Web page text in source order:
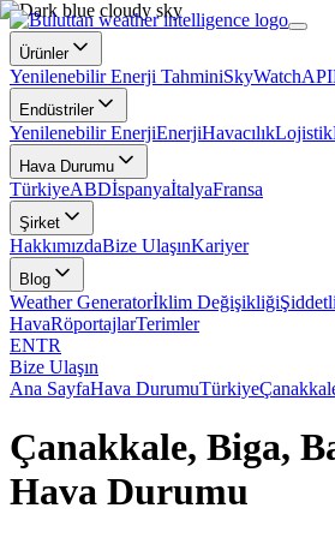
Ürünler
Yenilenebilir Enerji TahminiSkyWatchAPI
Endüstriler
Yenilenebilir EnerjiEnerjiHavacılıkLojistik
Hava Durumu
TürkiyeABDİspanyaİtalyaFransa
Şirket
HakkımızdaBize UlaşınKariyer
Blog
Weather Generatorİklim DeğişikliğiŞiddetli
HavaRöportajlarTerimler
ENTR
Bize Ulaşın
Ana SayfaHava DurumuTürkiye
Çanakkale, Biga,
Hava Durumu